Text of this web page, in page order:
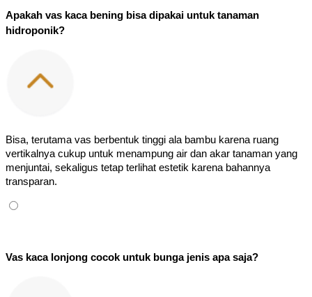
Apakah vas kaca bening bisa dipakai untuk tanaman
hidroponik?
Bisa, terutama vas berbentuk tinggi ala bambu karena ruang
vertikalnya cukup untuk menampung air dan akar tanaman yang
menjuntai, sekaligus tetap terlihat estetik karena bahannya
transparan.
Vas kaca lonjong cocok untuk bunga jenis apa saja?